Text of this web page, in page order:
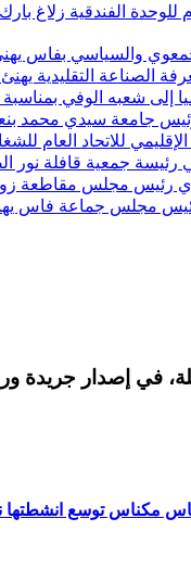
للوحدة الفندقية
بفاس يهنئ صاحب
التقليدية يهنئ صاحب
إلى شعبه الوفي
جامعة سيدي محمد
للاتحاد العام
رئيسة جمعية قافلة نور
رئيس مجلس مقاطعة
رئيس مجلس جماعة فاس
في إصدار جريدة
مكناس توسع انشطتها